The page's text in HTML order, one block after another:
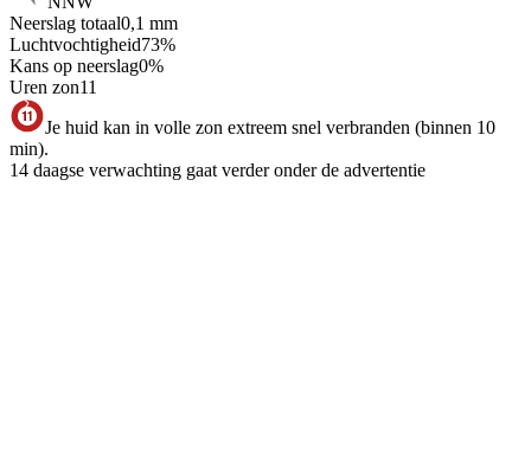
Neerslag totaal0,1 mm
Luchtvochtigheid73%
Kans op neerslag0%
Uren zon11
Je huid kan in volle zon extreem snel verbranden (binnen 10
min).
14 daagse verwachting gaat verder onder de advertentie